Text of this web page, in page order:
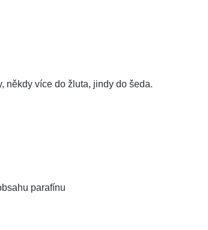
někdy více do žluta, jindy do šeda.
parafínu